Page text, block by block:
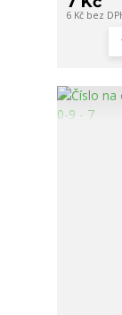
6 Kč bez